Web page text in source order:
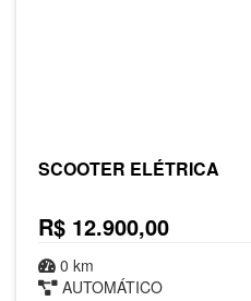
SCOOTER ELÉTRICA
R$ 12.900,00
0 km
AUTOMÁTICO